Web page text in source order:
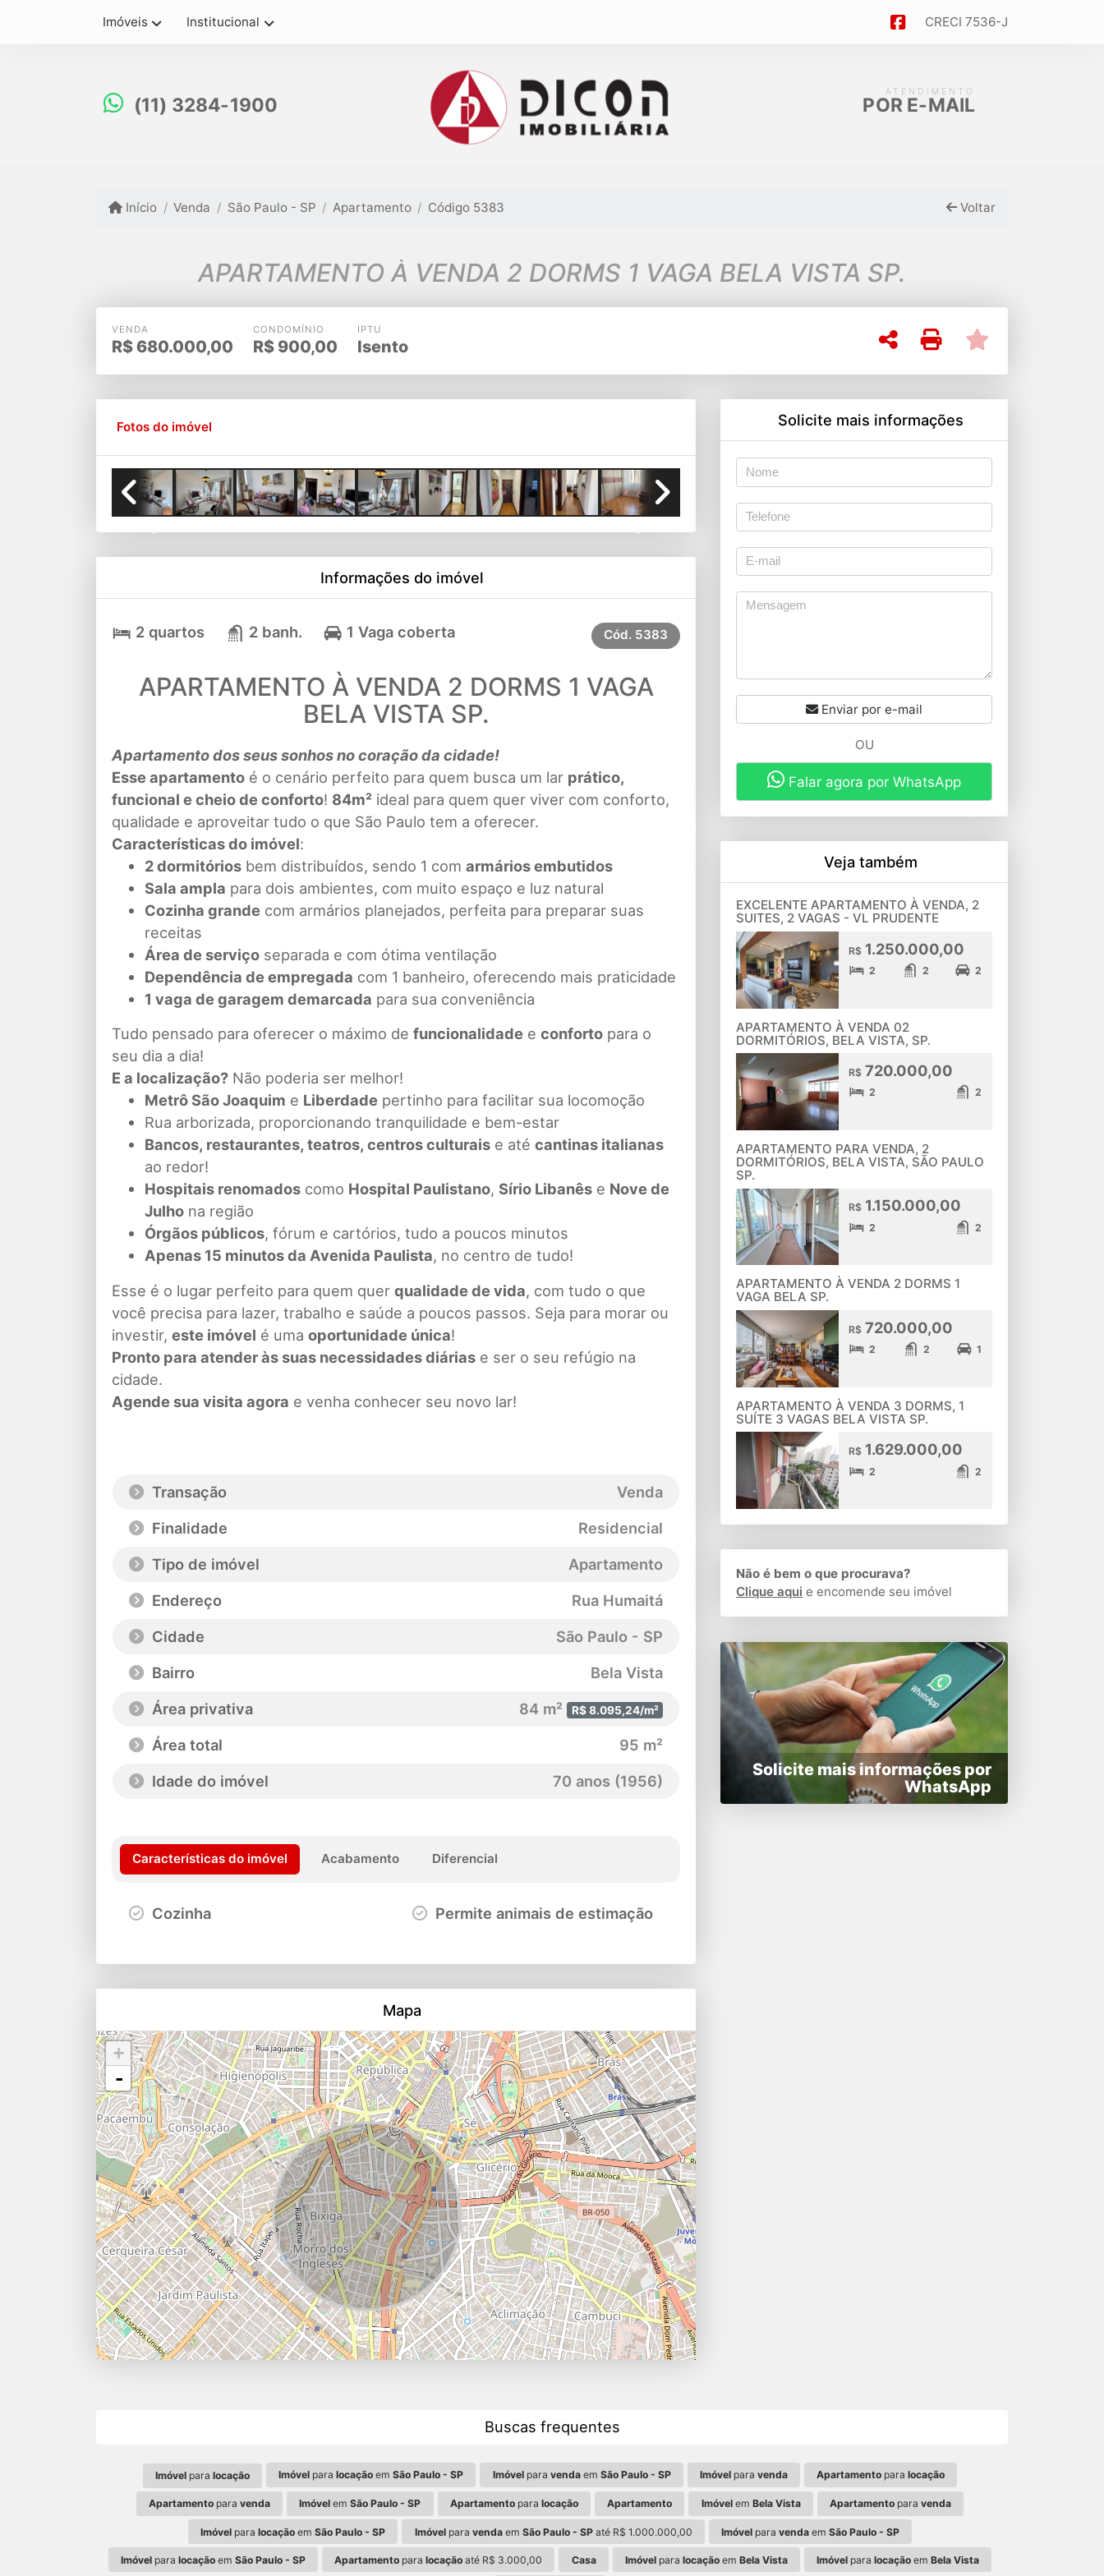
Imóveis Institucional CRECI 7536-J
(11) 3284-1900
ATENDIMENTO
POR E-MAIL
Início Venda São Paulo - SP Apartamento Código 5383 Voltar
APARTAMENTO À VENDA 2 DORMS 1 VAGA BELA VISTA SP.
VENDA
R$ 680.000,00
CONDOMÍNIO
R$ 900,00
IPTU
Isento
Fotos do imóvel
Informações do imóvel
2 quartos 2 banh. 1 Vaga coberta Cód. 5383
APARTAMENTO À VENDA 2 DORMS 1 VAGA
BELA VISTA SP.
Apartamento dos seus sonhos no coração da cidade!
Esse apartamento é o cenário perfeito para quem busca um lar prático,
funcional e cheio de conforto! 84m² ideal para quem quer viver com conforto,
qualidade e aproveitar tudo o que São Paulo tem a oferecer.
Características do imóvel:
2 dormitórios bem distribuídos, sendo 1 com armários embutidos
Sala ampla para dois ambientes, com muito espaço e luz natural
Cozinha grande com armários planejados, perfeita para preparar suas
receitas
Área de serviço separada e com ótima ventilação
Dependência de empregada com 1 banheiro, oferecendo mais praticidade
1 vaga de garagem demarcada para sua conveniência
Tudo pensado para oferecer o máximo de funcionalidade e conforto para o
seu dia a dia!
E a localização? Não poderia ser melhor!
Metrô São Joaquim e Liberdade pertinho para facilitar sua locomoção
Rua arborizada, proporcionando tranquilidade e bem-estar
Bancos, restaurantes, teatros, centros culturais e até cantinas italianas
ao redor!
Hospitais renomados como Hospital Paulistano, Sírio Libanês e Nove de
Julho na região
Órgãos públicos, fórum e cartórios, tudo a poucos minutos
Apenas 15 minutos da Avenida Paulista, no centro de tudo!
Esse é o lugar perfeito para quem quer qualidade de vida, com tudo o que
você precisa para lazer, trabalho e saúde a poucos passos. Seja para morar ou
investir, este imóvel é uma oportunidade única!
Pronto para atender às suas necessidades diárias e ser o seu refúgio na
cidade.
Agende sua visita agora e venha conhecer seu novo lar!
Transação
Venda
Finalidade
Residencial
Tipo de imóvel
Apartamento
Endereço
Rua Humaitá
Cidade
São Paulo - SP
Bairro
Bela Vista
Área privativa
84 m² R$ 8.095,24/m²
Área total
95 m²
Idade do imóvel
70 anos (1956)
Características do imóvel Acabamento Diferencial
Cozinha Permite animais de estimação
Mapa
+
-
Solicite mais informações
Enviar por e-mail
OU
Falar agora por WhatsApp
Veja também
EXCELENTE APARTAMENTO À VENDA, 2
SUITES, 2 VAGAS - VL PRUDENTE
R$1.250.000,00
2 2 2
APARTAMENTO À VENDA 02
DORMITÓRIOS, BELA VISTA, SP.
R$720.000,00
2 2
APARTAMENTO PARA VENDA, 2
DORMITÓRIOS, BELA VISTA, SÃO PAULO
SP.
R$1.150.000,00
2 2
APARTAMENTO À VENDA 2 DORMS 1
VAGA BELA SP.
R$720.000,00
2 2 1
APARTAMENTO À VENDA 3 DORMS, 1
SUÍTE 3 VAGAS BELA VISTA SP.
R$1.629.000,00
2 2
Não é bem o que procurava?
Clique aqui e encomende seu imóvel
Solicite mais informações por
WhatsApp
Buscas frequentes
Imóvelpara locação Imóvel paralocação emSão Paulo - SP Imóvelpara vendaem São Paulo - SP Imóvelpara venda Apartamento paralocação
Apartamento paravenda Imóvel emSão Paulo - SP Apartamentopara locação Apartamento Imóvelem Bela Vista Apartamentopara venda
Imóvel paralocação emSão Paulo - SP Imóvelpara vendaem São Paulo - SPaté R$ 1.000.000,00 Imóvelpara vendaem São Paulo - SP
Imóvelpara locaçãoem São Paulo - SP Apartamento paralocação até R$ 3.000,00 Casa Imóvelpara locaçãoem Bela Vista Imóvel paralocação emBela Vista